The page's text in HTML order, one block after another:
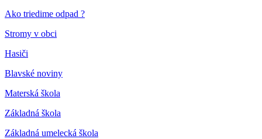
Ako triedime odpad ?
Stromy v obci
Hasiči
Blavské noviny
Materská škola
Základná škola
Základná umelecká škola